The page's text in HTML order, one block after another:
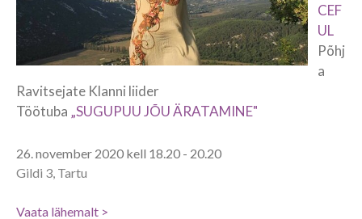
CEF
UL
Põhj
a
Ravitsejate Klanni liider
Töötuba „SUGUPUU JÕU ÄRATAMINE"
26. november 2020 kell 18.20 - 20.20
Gildi 3, Tartu
Vaata lähemalt >